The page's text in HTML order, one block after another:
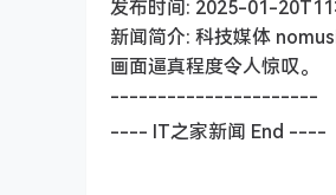
发布时间: 2025-01-
新闻简介: 科技媒体
画面逼真程度令人惊叹。
----------------------
---- IT之家新闻 End ----